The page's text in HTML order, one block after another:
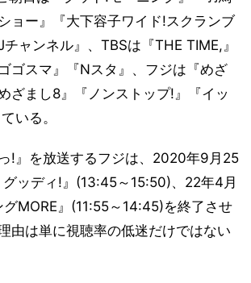
ョー』『大下容子ワイド!スクランブ
ャンネル』、TBSは『THE TIME,』
ゴスマ』『Nスタ』、フジは『めざ
ざまし8』『ノンストップ!』『イッ
いる。
!』を放送するフジは、2020年9月25
グッディ!』(13:45～15:50)、22年4月
グMORE』(11:55～14:45)を終了させ
由は単に視聴率の低迷だけではない